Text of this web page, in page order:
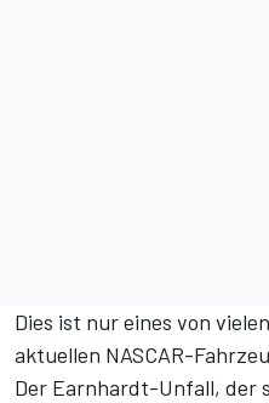
Dies ist nur eines von
aktuellen NASCAR-
Der Earnhardt-Unfall, der